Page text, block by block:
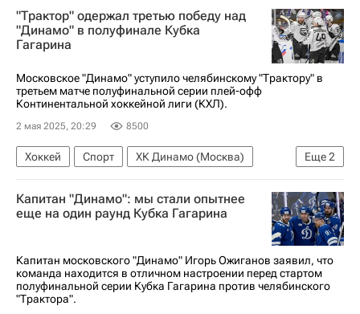
Кубок Гагарина
КХЛ 2025-2026
"Трактор" одержал третью победу над
"Динамо" в полуфинале Кубка
Гагарина
Московское "Динамо" уступило челябинскому "Трактору" в
третьем матче полуфинальной серии плей-офф
Континентальной хоккейной лиги (КХЛ).
2 мая 2025, 20:29 8500
Еще2
Хоккей Спорт
ХК Динамо (Москва)
Трактор
КХЛ 2025-2026
Капитан "Динамо": мы стали опытнее
еще на один раунд Кубка Гагарина
Капитан московского "Динамо" Игорь Ожиганов заявил, что
команда находится в отличном настроении перед стартом
полуфинальной серии Кубка Гагарина против челябинского
"Трактора".